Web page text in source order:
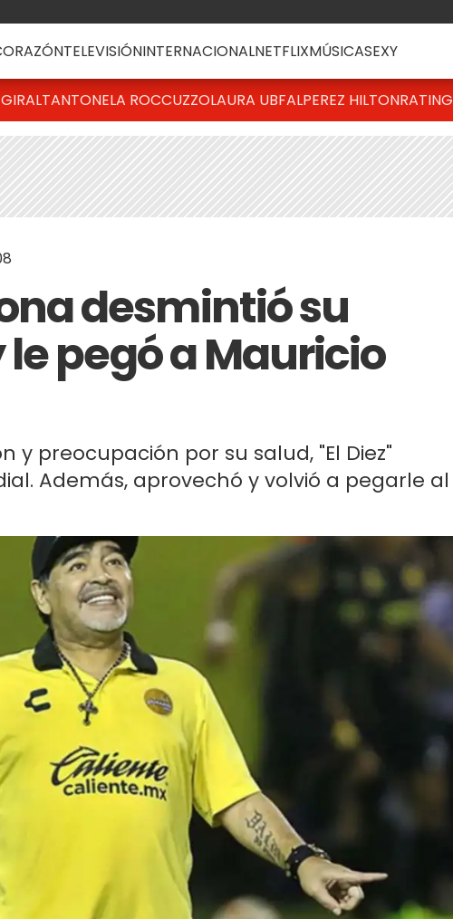
TELEVISIÓNINTERNACIONALNETFLIXMÚSICASEXY
ANTONELA ROCCUZZOLAURA UBFALPEREZ HILTONRATING
desmintió su
pegó a Mauricio
y preocupación por su salud, "El Diez"
Además, aprovechó y volvió a pegarle al